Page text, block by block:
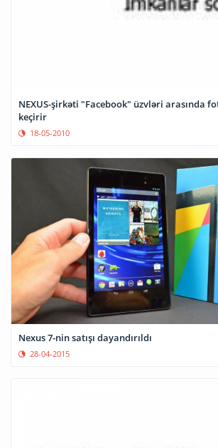
NEXUS-şirkəti "Facebook" üzvləri arasında
keçirir
18-05-2010
Nexus 7-nin satışı dayandırıldı
28-04-2015